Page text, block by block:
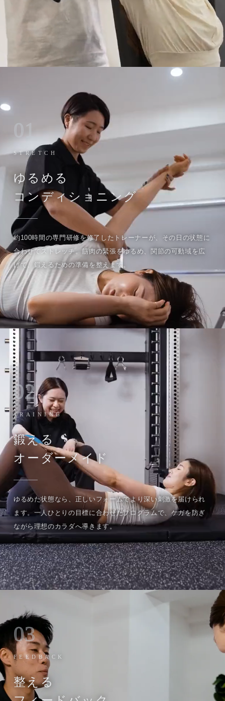
01
STRETCH
ゆるめる
コンディショニング
約100時間の専門研修を修了したトレーナーが、その日の状態に
合わせてストレッチ。筋肉の緊張をゆるめ、関節の可動域を広
げて、鍛えるための準備を整えます。
02
TRAINING
鍛える
オーダーメイド
ゆるめた状態なら、正しいフォームでより深い刺激を届けられ
ます。一人ひとりの目標に合わせたプログラムで、ケガを防ぎ
ながら理想のカラダへ導きます。
03
FEEDBACK
整える